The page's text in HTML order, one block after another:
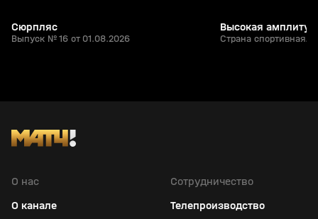
Сюрпляс
Выпуск № 16 от 01.08.2026
Высокая
Страна спортивная.
О нас
О канале
Сотрудничество
Телепроизводство